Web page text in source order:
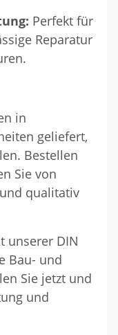
Perfekt für
Reparatur
in
geliefert,
Bestellen
Sie von
qualitativ
unserer DIN
Bau- und
Sie jetzt und
und